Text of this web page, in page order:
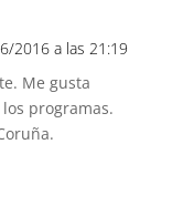
2016 a las 21:19
Me gusta
programas.